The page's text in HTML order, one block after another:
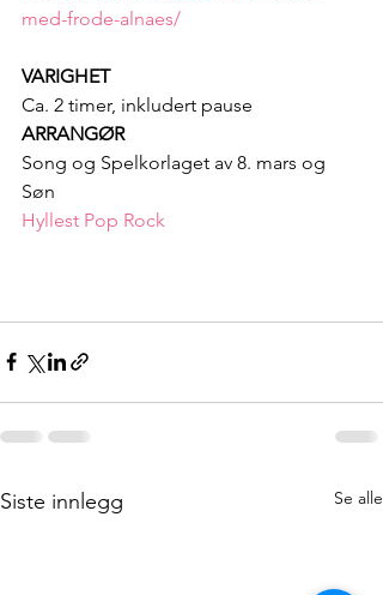
med-frode-alnaes/
VARIGHET
Ca. 2 timer, inkludert pause
ARRANGØR
Song og Spelkorlaget av 8. mars og
Søn
Hyllest Pop Rock
Siste innlegg Se alle